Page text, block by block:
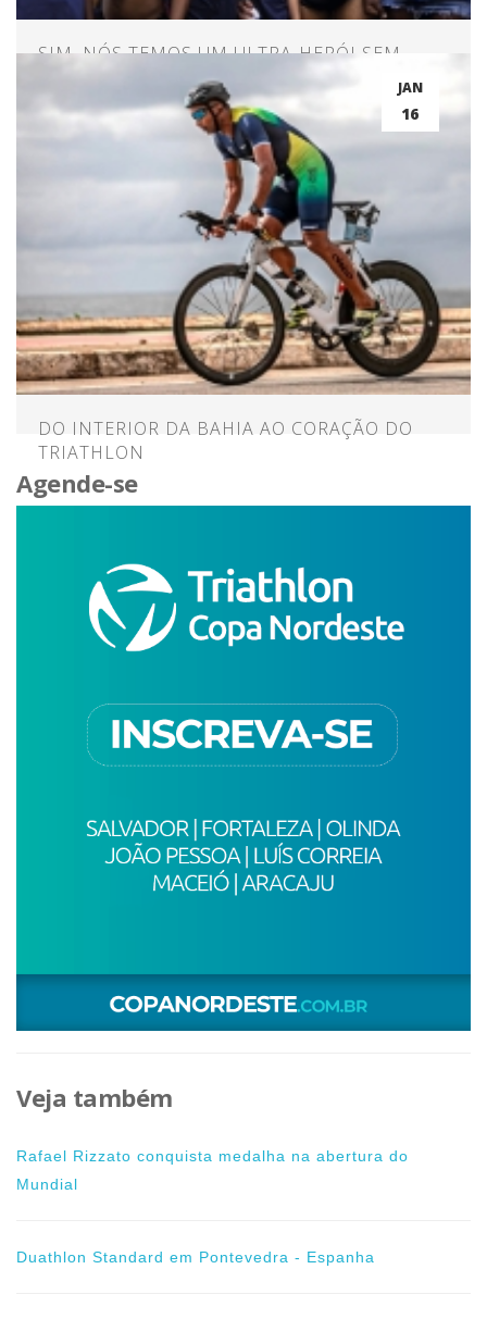
SIM, NÓS TEMOS UM ULTRA-HERÓI SEM
CAPA
JAN
16
DO INTERIOR DA BAHIA AO CORAÇÃO DO
TRIATHLON
Agende-se
Veja também
Rafael Rizzato conquista medalha na abertura do
Mundial
Duathlon Standard em Pontevedra - Espanha